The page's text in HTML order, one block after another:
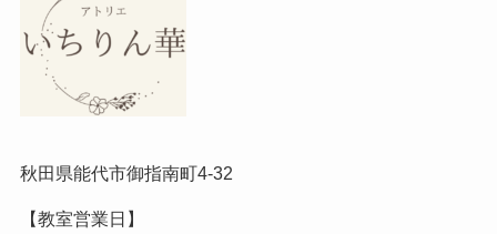
秋田県能代市御指南町4-32
【教室営業日】